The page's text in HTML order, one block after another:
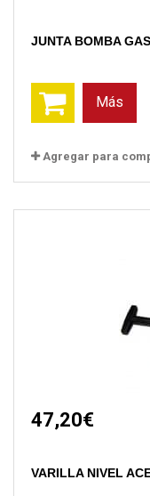
JUNTA BOMBA
Más
Agregar para
47,20€
VARILLA NIVEL